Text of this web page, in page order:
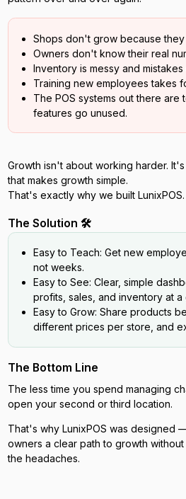
Shops don't grow because
Owners don't know their real
Inventory is messy and
Training new employees takes
The POS systems out there
features go unused.
Growth isn't about working harder.
that makes growth simple.
That's exactly why we built LunixPOS.
The Solution 🛠️
Easy to Teach: Get new
not weeks.
Easy to See: Clear, simple
profits, sales, and inventory at a
Easy to Grow: Share products
different prices per store, and
The Bottom Line
The less time you spend managing
open your second or third location.
That's why LunixPOS was designed
owners a clear path to growth without
the headaches.